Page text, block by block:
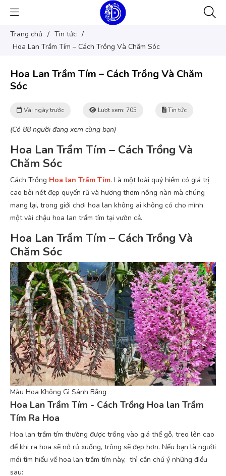
Trang chủ / Tin tức /
Hoa Lan Trầm Tím – Cách Trồng Và Chăm Sóc
Hoa Lan Trầm Tím – Cách Trồng Và Chăm
Sóc
Vài ngày trước Lượt xem: 705 Tin tức
(Có 88 người đang xem cùng bạn)
Hoa Lan Trầm Tím – Cách Trồng Và
Chăm Sóc
Cách Trồng Hoa lan Trầm Tím. Là một loài quý hiếm có giá trị
cao bởi nét đẹp quyến rũ và hương thơm nồng nàn mà chúng
mang lại, trong giới chơi hoa lan không ai không có cho mình
một vài chậu hoa lan trầm tím tại vườn cả.
Hoa Lan Trầm Tím – Cách Trồng Và
Chăm Sóc
Màu Hoa Không Gì Sánh Bằng
Hoa Lan Trầm Tím - Cách Trồng Hoa lan Trầm
Tím Ra Hoa
Hoa lan trầm tím thường được trồng vào giá thể gỗ, treo lên cao
để khi ra hoa sẽ nở rủ xuống, trông sẽ đẹp hơn. Nếu bạn là người
mới tìm hiểu về hoa lan trầm tím này, thì cần chú ý những điều
sau: